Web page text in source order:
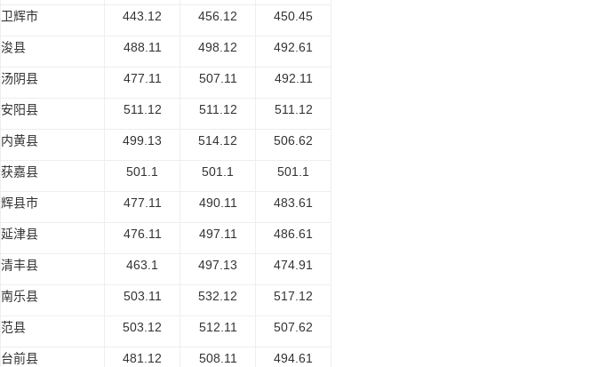
卫辉市 443.12 456.12 450.45
浚县 488.11 498.12 492.61
汤阴县 477.11 507.11 492.11
安阳县 511.12 511.12 511.12
内黄县 499.13 514.12 506.62
获嘉县 501.1 501.1 501.1
辉县市 477.11 490.11 483.61
延津县 476.11 497.11 486.61
清丰县 463.1 497.13 474.91
南乐县 503.11 532.12 517.12
范县 503.12 512.11 507.62
台前县 481.12 508.11 494.61